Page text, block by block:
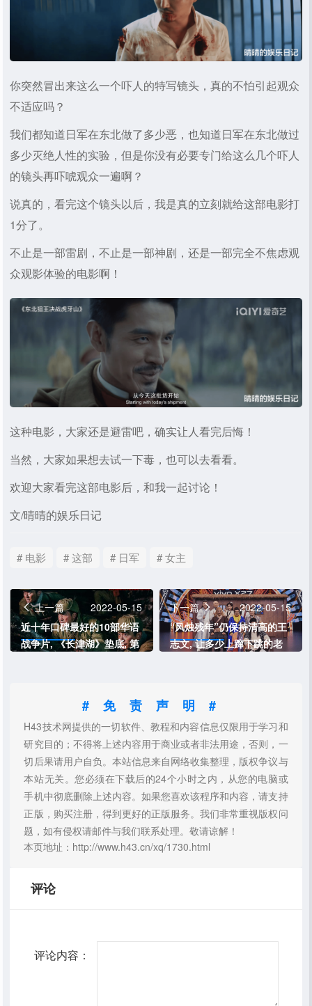
你突然冒出来这么一个吓人的特写镜头，真的不怕引起观众
不适应吗？
我们都知道日军在东北做了多少恶，也知道日军在东北做过
多少灭绝人性的实验，但是你没有必要专门给这么几个吓人
的镜头再吓唬观众一遍啊？
说真的，看完这个镜头以后，我是真的立刻就给这部电影打
1分了。
不止是一部雷剧，不止是一部神剧，还是一部完全不焦虑观
众观影体验的电影啊！
这种电影，大家还是避雷吧，确实让人看完后悔！
当然，大家如果想去试一下毒，也可以去看看。
欢迎大家看完这部电影后，和我一起讨论！
文/晴晴的娱乐日记
# 电影 # 这部 # 日军 # 女主
上一篇
2022-05-15
近十年口碑最好的10部华语
战争片, 《长津湖》垫底, 第
下一篇
2022-05-15
“风烛残年”仍保持清高的王
志文, 让多少上蹿下跳的老
#免责声明#
H43技术网提供的一切软件、教程和内容信息仅限用于学习和
研究目的；不得将上述内容用于商业或者非法用途，否则，一
切后果请用户自负。本站信息来自网络收集整理，版权争议与
本站无关。您必须在下载后的24个小时之内，从您的电脑或
手机中彻底删除上述内容。如果您喜欢该程序和内容，请支持
正版，购买注册，得到更好的正版服务。我们非常重视版权问
题，如有侵权请邮件与我们联系处理。敬请谅解！
本页地址：http://www.h43.cn/xq/1730.html
评论
评论内容：